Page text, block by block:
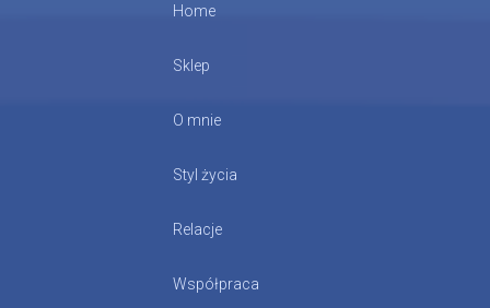
Home
Sklep
O mnie
Styl życia
Relacje
Współpraca